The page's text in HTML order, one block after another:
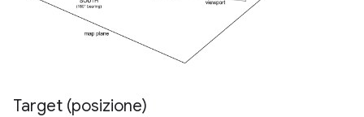
Target (posizione)